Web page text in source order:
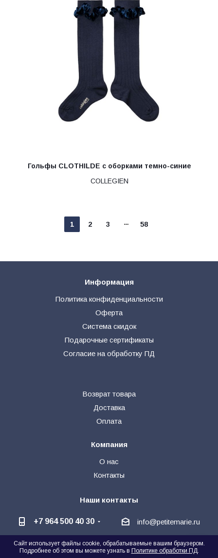
🗨
Гольфы CLOTHILDE с оборками темно-синие
COLLEGIEN
1 2 3 58
Информация
Политика конфиденциальности
Оферта
Система скидок
Подарочные сертификаты
Согласие на обработку ПД
Возврат товара
Доставка
Оплата
Компания
О нас
Контакты
Наши контакты
+7 964 500 40 30 info@petitemarie.ru
@petite_kids +7 964 500 40 30
Сайт использует файлы cookie, обрабатываемые вашим браузером.
Подробнее об этом вы можете узнать в Политике обработки ПД.